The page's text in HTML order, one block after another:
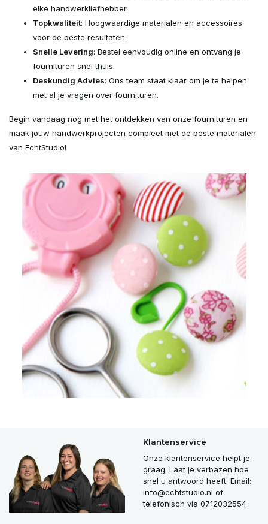
elke handwerkliefhebber.
Topkwaliteit: Hoogwaardige materialen en accessoires
voor de beste resultaten.
Snelle Levering: Bestel eenvoudig online en ontvang je
fournituren snel thuis.
Deskundig Advies: Ons team staat klaar om je te helpen
met al je vragen over fournituren.
Begin vandaag nog met het ontdekken van onze fournituren en
maak jouw handwerkprojecten compleet met de beste materialen
van EchtStudio!
Klantenservice
Onze klantenservice helpt je
graag. Laat je verbazen hoe
snel u antwoord heeft. Email:
info@echtstudio.nl of
telefonisch via 0712032554